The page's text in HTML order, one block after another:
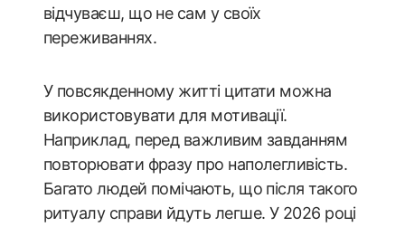
відчуваєш, що не сам у своїх
переживаннях.
У повсякденному житті цитати можна
використовувати для мотивації.
Наприклад, перед важливим завданням
повторювати фразу про наполегливість.
Багато людей помічають, що після такого
ритуалу справи йдуть легше. У 2026 році